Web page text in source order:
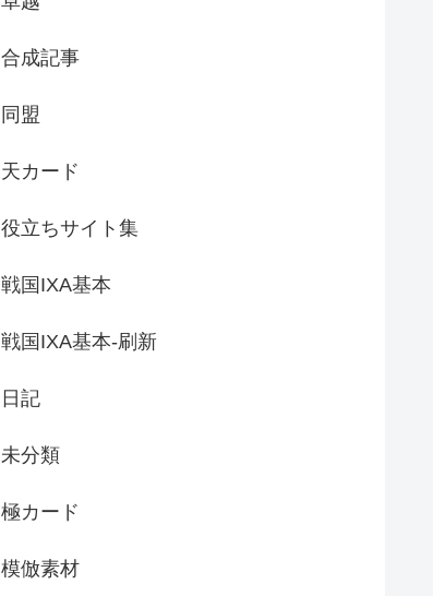
合成記事
同盟
天カード
役立ちサイト集
戦国IXA基本
戦国IXA基本-刷新
日記
未分類
極カード
模倣素材